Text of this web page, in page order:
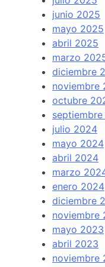
junio 2025
mayo 2025
abril 2025
marzo
diciembre
noviembre
octubre
julio 2024
mayo 2024
abril 2024
marzo
enero 2024
diciembre
noviembre
mayo 2023
abril 2023
noviembre